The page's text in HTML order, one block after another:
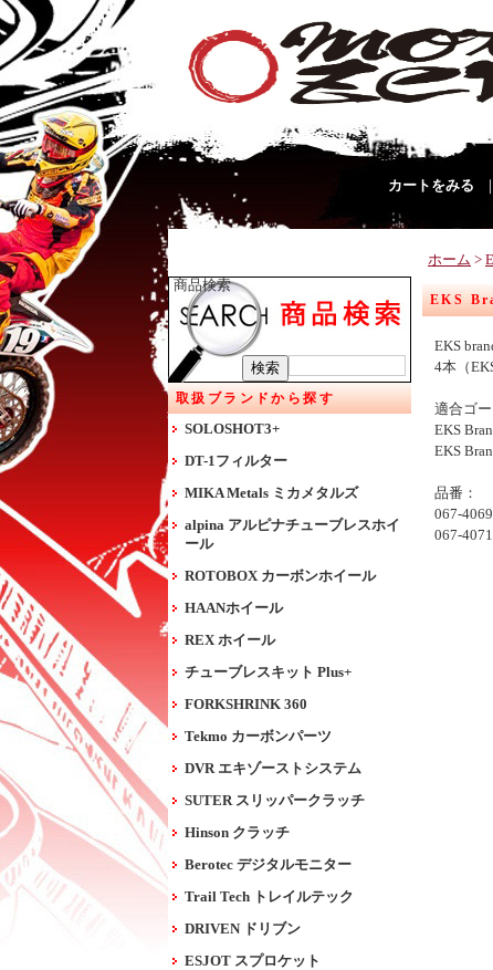
カートをみる
商品検索
取扱ブランドから探す
SOLOSHOT3+
DT-1フィルター
MIKA Metals ミカメタルズ
alpina アルピナチューブレスホイ
ール
ROTOBOX カーボンホイール
HAANホイール
REX ホイール
チューブレスキット Plus+
FORKSHRINK 360
Tekmo カーボンパーツ
DVR エキゾーストシステム
SUTER スリッパークラッチ
Hinson クラッチ
Berotec デジタルモニター
Trail Tech トレイルテック
DRIVEN ドリブン
ESJOT スプロケット
ホーム >
EKS
EKS
4本（
適合ゴー
EKS
EKS
品番：
067-
067-